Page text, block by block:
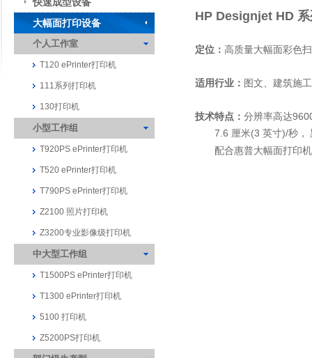
大幅面打印设备
个人工作室
T120 ePrinter打印机
111系列打印机
130打印机
小型工作组
T920PS ePrinter打印机
T520 ePrinter打印机
T790PS ePrinter打印机
Z2100 照片打印机
Z3200专业影像级打印机
中大型工作组
T1500PS ePrinter打印机
T1300 ePrinter打印机
5100 打印机
Z5200PS打印机
HP Designjet HD
定位： 高质量大幅面彩色
适用行业： 图文、建筑施
技术特点： 分辨率高达
7.6 厘米(3 英寸)/秒，
配合惠普大幅面打印机